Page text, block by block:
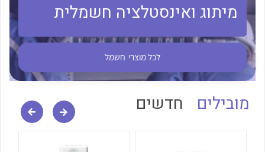
לכל מוצרי היצרן לכל מוצרי היצרן
מיתוג ואינסטלציה חשמלית
לכל מוצרי חשמל
מובילים חדשים